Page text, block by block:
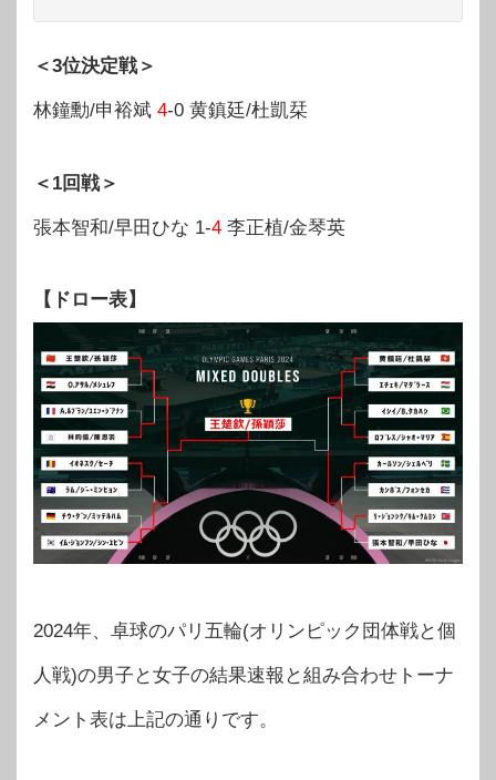
＜3位決定戦＞
林鐘勳/申裕斌 4-0 黄鎮廷/杜凱栞
＜1回戦＞
張本智和/早田ひな 1-4 李正植/金琴英
【ドロー表】
2024年、卓球のパリ五輪(オリンピック団体戦と個
人戦)の男子と女子の結果速報と組み合わせトーナ
メント表は上記の通りです。